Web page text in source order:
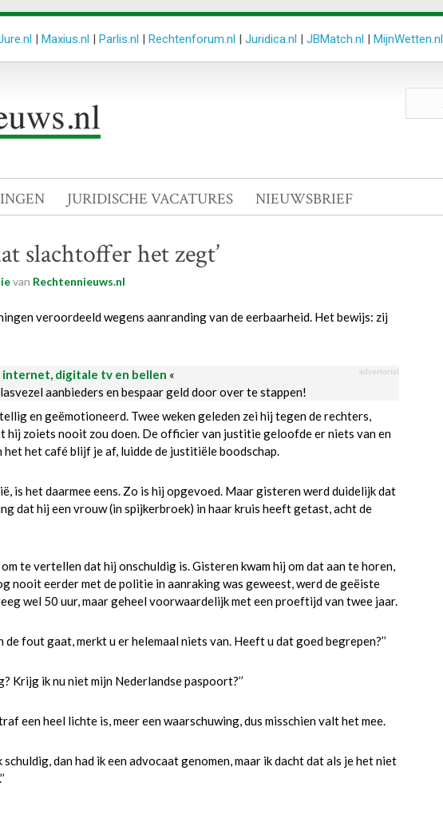
| Maxius.nl | Parlis.nl | Rechtenforum.nl | Juridica.nl | JBMatch.nl | MijnWetten.nl
JURIDISCHE VACATURES NIEUWSBRIEF
slachtoffer het zegt’
van Rechtennieuws.nl
veroordeeld wegens aanranding van de eerbaarheid. Het bewijs: zij
digitale tv en bellen « advertorial
aanbieders en bespaar geld door over te stappen!
en geëmotioneerd. Twee weken geleden zei hij tegen de rechters,
hij zoiets nooit zou doen. De officier van justitie geloofde er niets van en
het café blijf je af, luidde de justitiële boodschap.
is het daarmee eens. Zo is hij opgevoed. Maar gisteren werd duidelijk dat
dat hij een vrouw (in spijkerbroek) in haar kruis heeft getast, acht de
te vertellen dat hij onschuldig is. Gisteren kwam hij om dat aan te horen,
nooit eerder met de politie in aanraking was geweest, werd de geëiste
wel 50 uur, maar geheel voorwaardelijk met een proeftijd van twee jaar.
fout gaat, merkt u er helemaal niets van. Heeft u dat goed begrepen?’’
Krijg ik nu niet mijn Nederlandse paspoort?’’
een heel lichte is, meer een waarschuwing, dus misschien valt het mee.
dan had ik een advocaat genomen, maar ik dacht dat als je het niet